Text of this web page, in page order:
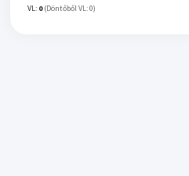
VL: 0 (Döntőből VL: 0)